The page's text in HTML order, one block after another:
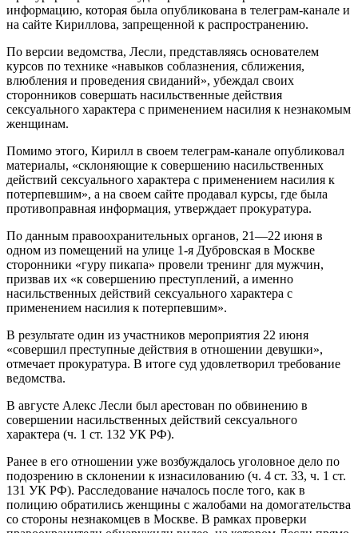
информацию, которая была опубликована в телеграм-канале и
на сайте Кириллова, запрещенной к распространению.
По версии ведомства, Лесли, представляясь основателем
курсов по технике «навыков соблазнения, сближения,
влюбления и проведения свиданий», убеждал своих
сторонников совершать насильственные действия
сексуального характера с применением насилия к незнакомым
женщинам.
Помимо этого, Кирилл в своем телеграм-канале опубликовал
материалы, «склоняющие к совершению насильственных
действий сексуального характера с применением насилия к
потерпевшим», а на своем сайте продавал курсы, где была
противоправная информация, утверждает прокуратура.
По данным правоохранительных органов, 21—22 июня в
одном из помещений на улице 1-я Дубровская в Москве
сторонники «гуру пикапа» провели тренинг для мужчин,
призвав их «к совершению преступлений, а именно
насильственных действий сексуального характера с
применением насилия к потерпевшим».
В результате один из участников мероприятия 22 июня
«совершил преступные действия в отношении девушки»,
отмечает прокуратура. В итоге суд удовлетворил требование
ведомства.
В августе Алекс Лесли был арестован по обвинению в
совершении насильственных действий сексуального
характера (ч. 1 ст. 132 УК РФ).
Ранее в его отношении уже возбуждалось уголовное дело по
подозрению в склонении к изнасилованию (ч. 4 ст. 33, ч. 1 ст.
131 УК РФ). Расследование началось после того, как в
полицию обратились женщины с жалобами на домогательства
со стороны незнакомцев в Москве. В рамках проверки